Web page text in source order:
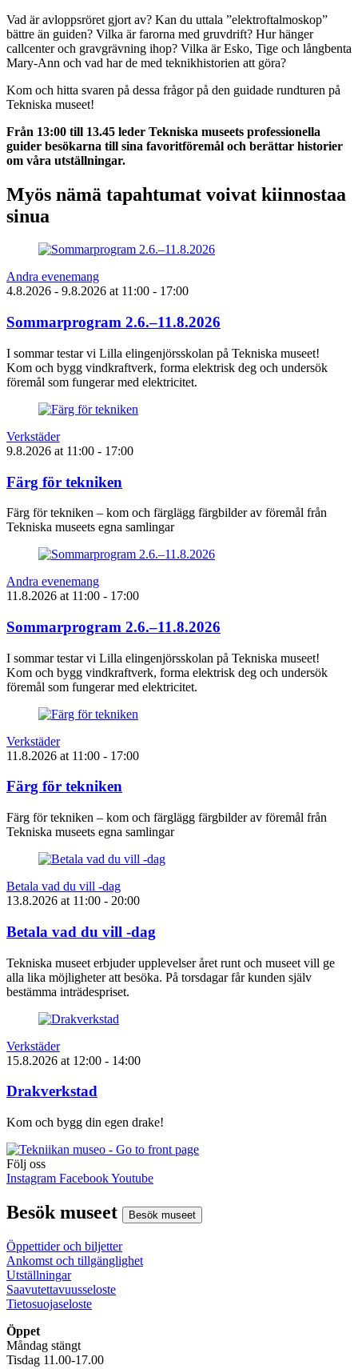
Vad är avloppsröret gjort av? Kan du uttala ”elektroftalmoskop”
bättre än guiden? Vilka är farorna med gruvdrift? Hur hänger
callcenter och gravgrävning ihop? Vilka är Esko, Tige och långbenta
Mary-Ann och vad har de med teknikhistorien att göra?
Kom och hitta svaren på dessa frågor på den guidade rundturen på
Tekniska museet!
Från 13:00 till 13.45 leder Tekniska museets professionella
guider besökarna till sina favoritföremål och berättar historier
om våra utställningar.
Myös nämä tapahtumat voivat kiinnostaa
sinua
Andra evenemang
4.8.2026 - 9.8.2026 at 11:00 - 17:00
Sommarprogram 2.6.–11.8.2026
I sommar testar vi Lilla elingenjörsskolan på Tekniska museet!
Kom och bygg vindkraftverk, forma elektrisk deg och undersök
föremål som fungerar med elektricitet.
Verkstäder
9.8.2026 at 11:00 - 17:00
Färg för tekniken
Färg för tekniken – kom och färglägg färgbilder av föremål från
Tekniska museets egna samlingar
Andra evenemang
11.8.2026 at 11:00 - 17:00
Sommarprogram 2.6.–11.8.2026
I sommar testar vi Lilla elingenjörsskolan på Tekniska museet!
Kom och bygg vindkraftverk, forma elektrisk deg och undersök
föremål som fungerar med elektricitet.
Verkstäder
11.8.2026 at 11:00 - 17:00
Färg för tekniken
Färg för tekniken – kom och färglägg färgbilder av föremål från
Tekniska museets egna samlingar
Betala vad du vill -dag
13.8.2026 at 11:00 - 20:00
Betala vad du vill -dag
Tekniska museet erbjuder upplevelser året runt och museet vill ge
alla lika möjligheter att besöka. På torsdagar får kunden själv
bestämma inträdespriset.
Verkstäder
15.8.2026 at 12:00 - 14:00
Drakverkstad
Kom och bygg din egen drake!
Följ oss
Instagram FacebookYoutube
Besök museet Besök museet
Öppettider och biljetter
Ankomst och tillgänglighet
Utställningar
Saavutettavuusseloste
Tietosuojaseloste
Öppet
Måndag stängt
Tisdag 11.00-17.00